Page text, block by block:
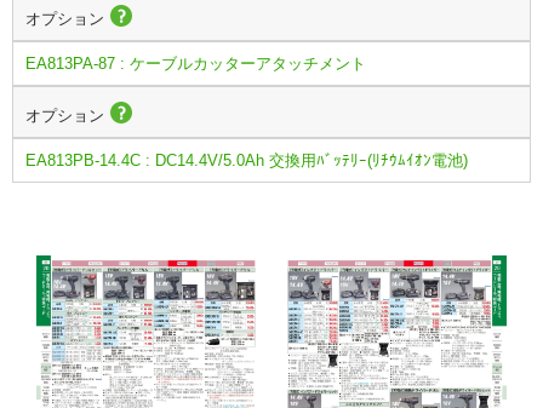
オプション
EA813PA-87 : ケーブルカッターアタッチメント
オプション
EA813PB-14.4C : DC14.4V/5.0Ah 交換用ﾊﾞｯﾃﾘｰ(ﾘﾁｳﾑｲｵﾝ電池)